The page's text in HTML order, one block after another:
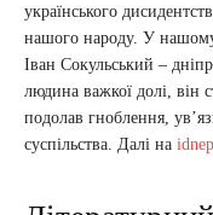
українського
нашого народу. У нашому
Іван Сокульський –
людина важкої долі, він
подолав гноблення,
суспільства. Далі на